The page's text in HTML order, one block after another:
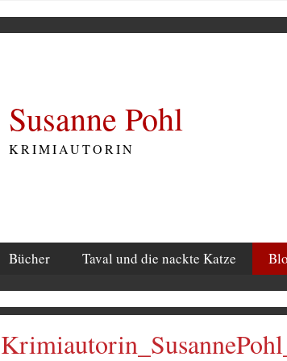
Susanne Pohl
KRIMIAUTORIN
Bücher Taval und die nackte Katze